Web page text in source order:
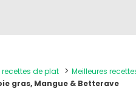
recettes de plat Meilleures
gras, Mangue & Betterave